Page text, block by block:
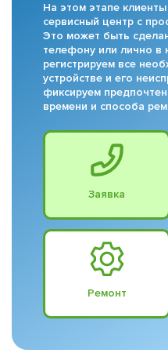
На этом этапе
сервисный центр с
Это может быть
телефону или лично
регистрируем все
устройстве и его
фиксируем
времени и способа
Заявка
Ремонт